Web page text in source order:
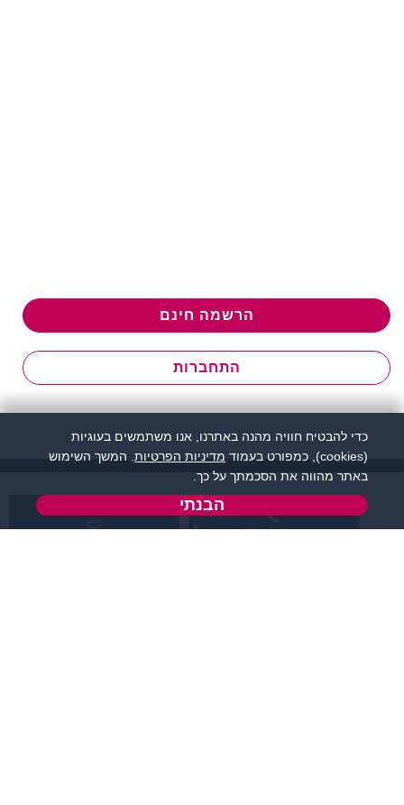
הרשמה חינם
התחברות
שירות לקוחות:
כדי להבטיח חוויה מהנה באתרנו, אנו משתמשים בעוגיות
(cookies), כמפורט בעמוד
מדיניות הפרטיות . המשך השימוש
באתר מהווה את הסכמתך על כך.
הבנתי